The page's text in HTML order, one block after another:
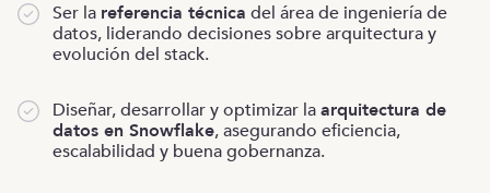
Ser la referencia técnica del área de ingeniería de
datos, liderando decisiones sobre arquitectura y
evolución del stack.
Diseñar, desarrollar y optimizar laarquitectura de
datos en Snowflake, asegurando eficiencia,
escalabilidad y buena gobernanza.